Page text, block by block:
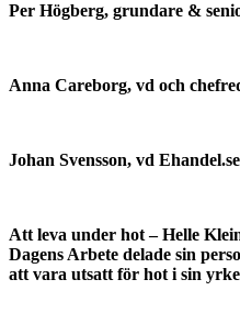
Per Högberg, grundare &
Anna Careborg, vd och
Johan Svensson, vd
Att leva under hot – Helle
Dagens Arbete delade sin
att vara utsatt för hot i sin